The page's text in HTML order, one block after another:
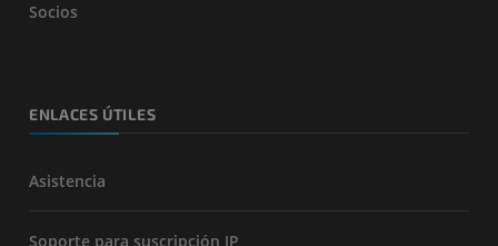
Socios
ENLACES ÚTILES
Asistencia
Soporte para suscripción IP